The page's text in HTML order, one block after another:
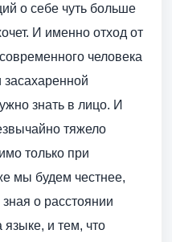
о себе чуть больше
И именно отход от
человека
засахаренной
знать в лицо. И
тяжело
только при
мы будем честнее,
о расстоянии
языке, и тем, что